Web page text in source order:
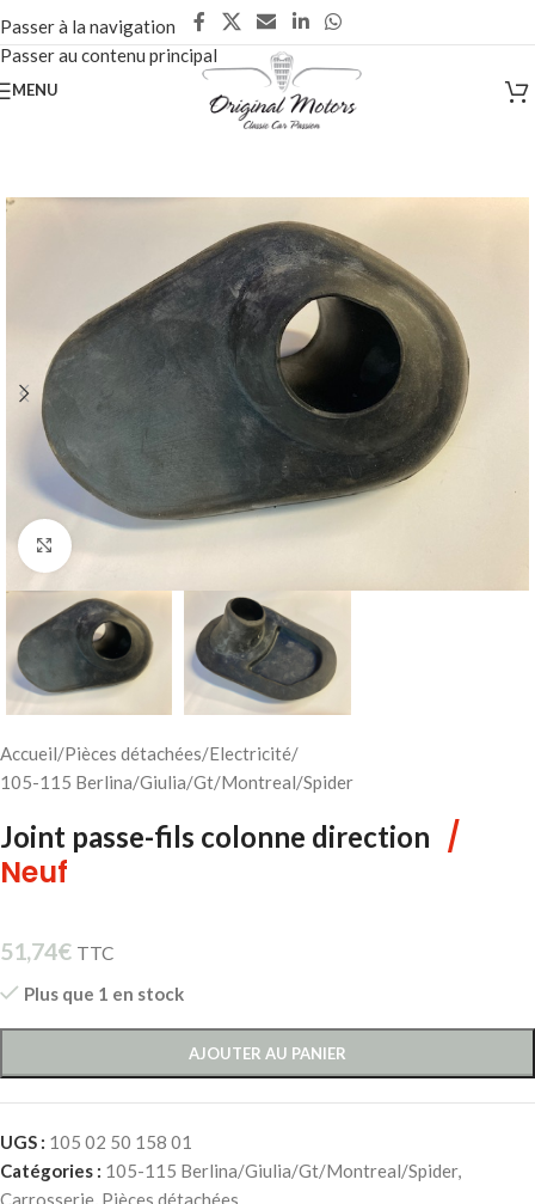
Passer à la navigation
Passer au contenu principal
MENU
Cliquez pour agrandir
Accueil/Pièces détachées/Electricité/
105-115 Berlina/Giulia/Gt/Montreal/Spider
Joint passe-fils colonne direction /
Neuf
51,74€ TTC
Plus que 1 en stock
AJOUTER AU PANIER
UGS : 105 02 50 158 01
Catégories : 105-115 Berlina/Giulia/Gt/Montreal/Spider,
Carrosserie, Pièces détachées